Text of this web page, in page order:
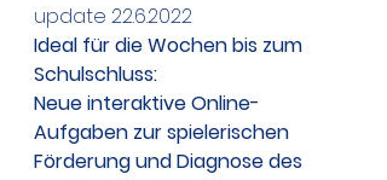
update 22.6.2022
Ideal für die Wochen bis zum
Schulschluss:
Neue interaktive Online-
Aufgaben zur spielerischen
Förderung und Diagnose des